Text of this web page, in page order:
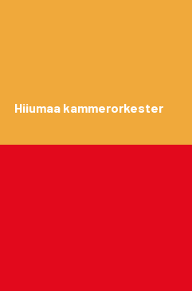
Hiiumaa kammerorkester